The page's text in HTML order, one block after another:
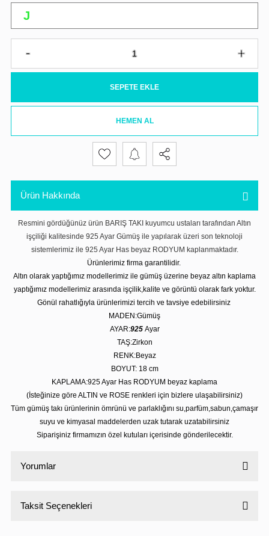
SEPETE EKLE
HEMEN AL
Ürün Hakkında
Resmini gördüğünüz ürün BARIŞ TAKI kuyumcu ustaları tarafından Altın
işçiliği kalitesinde 925 Ayar Gümüş ile yapılarak üzeri son teknoloji
sistemlerimiz ile 925 Ayar Has beyaz RODYUM kaplanmaktadır.
Ürünlerimiz firma garantilidir.
Altın olarak yaptığımız modellerimiz ile gümüş üzerine beyaz altın kaplama
yaptığımız modellerimiz arasında işçilik,kalite ve görüntü olarak fark yoktur.
Gönül rahatlığıyla ürünlerimizi tercih ve tavsiye edebilirsiniz
MADEN:Gümüş
AYAR:925 Ayar
TAŞ:Zirkon
RENK:Beyaz
BOYUT: 18 cm
KAPLAMA:925 Ayar Has RODYUM beyaz kaplama
(İsteğinize göre ALTIN ve ROSE renkleri için bizlere ulaşabilirsiniz)
Tüm gümüş takı ürünlerinin ömrünü ve parlaklığını su,parfüm,sabun,çamaşır
suyu ve kimyasal maddelerden uzak tutarak uzatabilirsiniz
Siparişiniz firmamızın özel kutuları içerisinde gönderilecektir.
Yorumlar
Taksit Seçenekleri